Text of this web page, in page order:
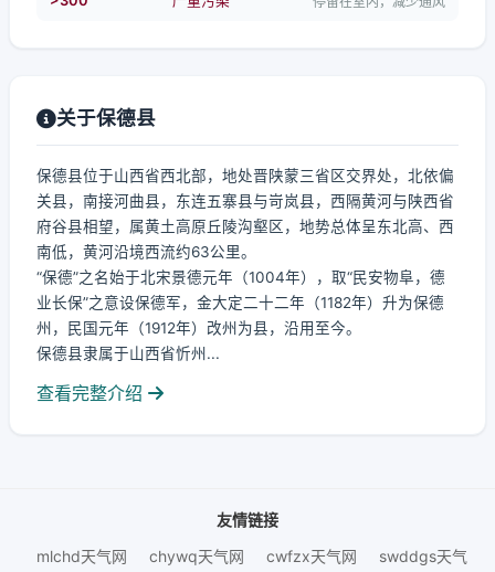
关于保德县
保德县位于山西省西北部，地处晋陕蒙三省区交界处，北依偏
关县，南接河曲县，东连五寨县与岢岚县，西隔黄河与陕西省
府谷县相望，属黄土高原丘陵沟壑区，地势总体呈东北高、西
南低，黄河沿境西流约63公里。
“保德”之名始于北宋景德元年（1004年），取“民安物阜，德
业长保”之意设保德军，金大定二十二年（1182年）升为保德
州，民国元年（1912年）改州为县，沿用至今。
保德县隶属于山西省忻州...
查看完整介绍
友情链接
mlchd天气网
chywq天气网 cwfzx天气网 swddgs天气